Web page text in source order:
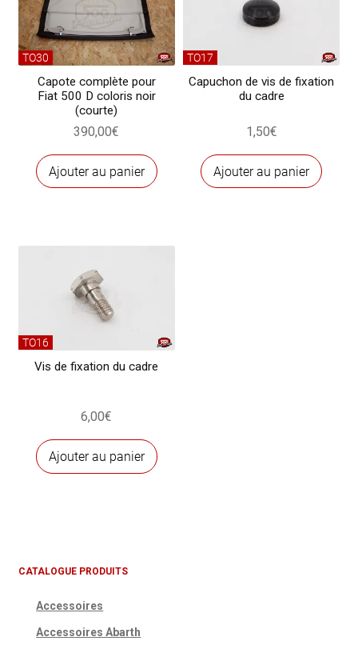
(courte)
TO30
Capote complète pour
Fiat 500 D coloris noir
(courte)
390,00€
Ajouter au panier
TO17
Capuchon de vis de fixation
du cadre
1,50€
Ajouter au panier
TO16
Vis de fixation du cadre
6,00€
Ajouter au panier
CATALOGUE PRODUITS
Accessoires
Accessoires Abarth